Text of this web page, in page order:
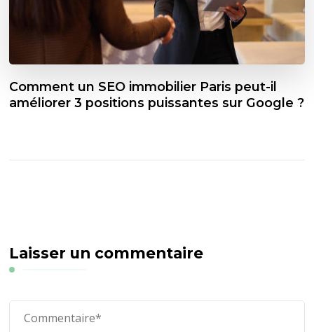
Comment un SEO immobilier Paris peut-il
améliorer 3 positions puissantes sur Google ?
Laisser un commentaire